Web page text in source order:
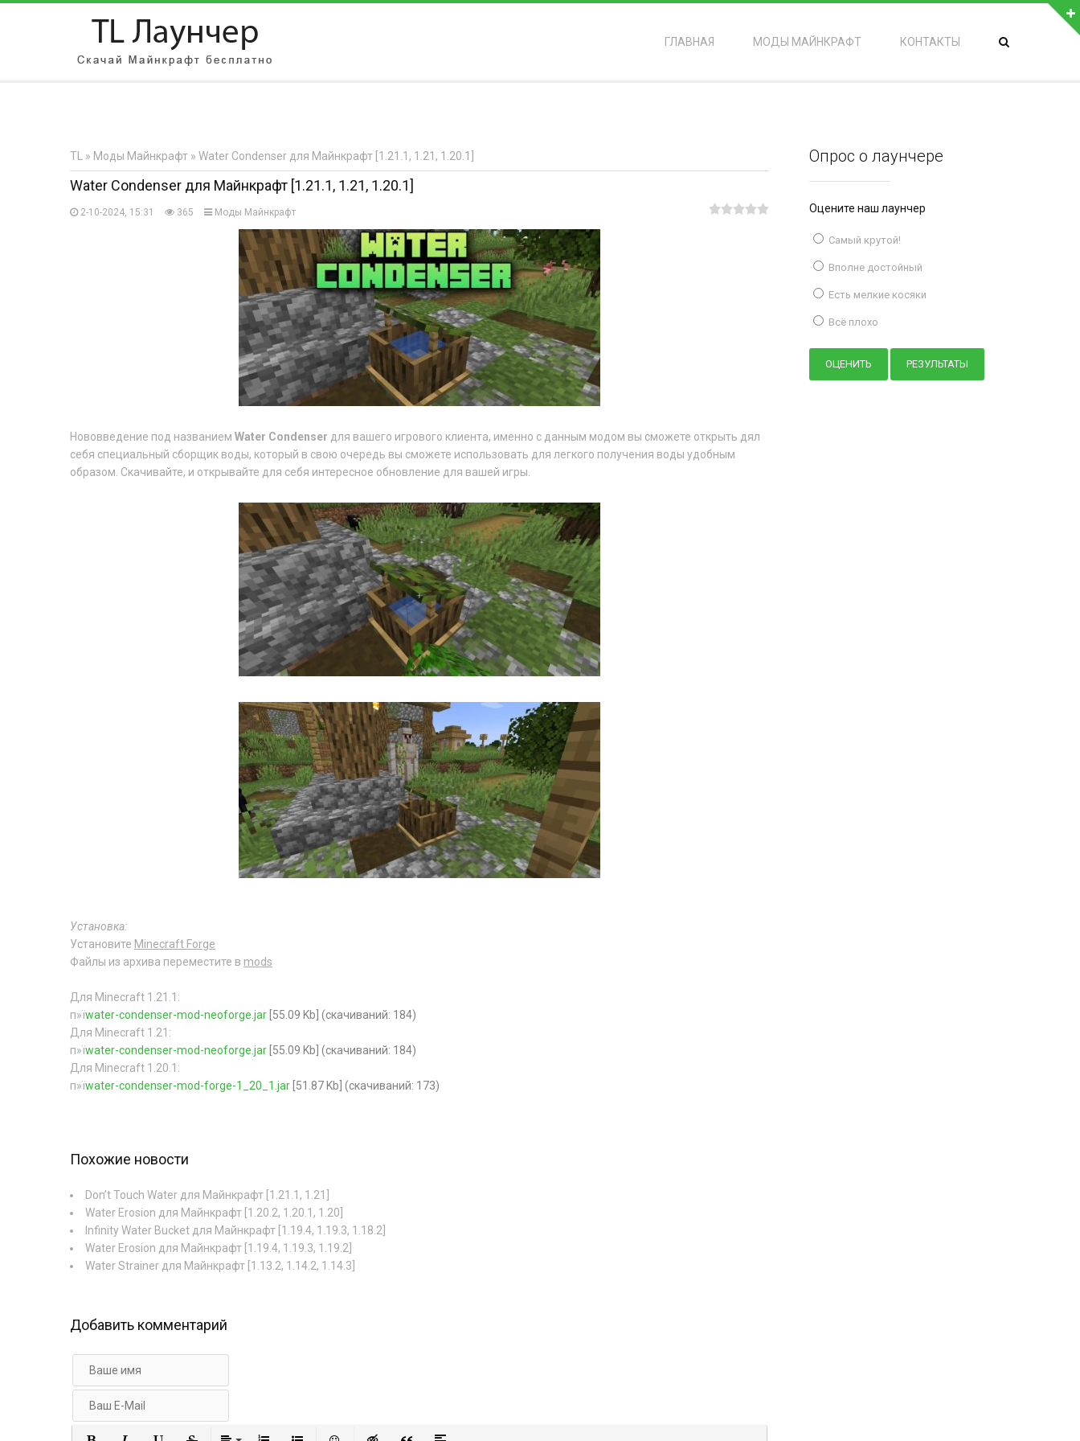
АВТОРИЗАЦИЯ НА САЙТЕ
Регистрация
ГЛАВНАЯ МОДЫ МАЙНКРАФТ КОНТАКТЫ
TL » Моды Майнкрафт » Water Condenser для Майнкрафт [1.21.1, 1.21, 1.20.1]
Water Condenser для Майнкрафт [1.21.1, 1.21, 1.20.1]
2-10-2024, 15:31 365 Моды Майнкрафт
Нововведение под названием Water Condenser для вашего игрового клиента, именно с данным модом вы сможете открыть дял
себя специальный сборщик воды, который в свою очередь вы сможете использовать для легкого получения воды удобным
образом. Скачивайте, и открывайте для себя интересное обновление для вашей игры.
Установка:
Установите Minecraft Forge
Файлы из архива переместите в mods
Для Minecraft 1.21.1:
п»їwater-condenser-mod-neoforge.jar [55.09 Kb] (cкачиваний: 184)
Для Minecraft 1.21:
п»їwater-condenser-mod-neoforge.jar [55.09 Kb] (cкачиваний: 184)
Для Minecraft 1.20.1:
п»їwater-condenser-mod-forge-1_20_1.jar [51.87 Kb] (cкачиваний: 173)
Похожие новости
Don’t Touch Water для Майнкрафт [1.21.1, 1.21]
Water Erosion для Майнкрафт [1.20.2, 1.20.1, 1.20]
Infinity Water Bucket для Майнкрафт [1.19.4, 1.19.3, 1.18.2]
Water Erosion для Майнкрафт [1.19.4, 1.19.3, 1.19.2]
Water Strainer для Майнкрафт [1.13.2, 1.14.2, 1.14.3]
Добавить комментарий
Опрос о лаунчере
Оцените наш лаунчер
Самый крутой!
Вполне достойный
Есть мелкие косяки
Всё плохо